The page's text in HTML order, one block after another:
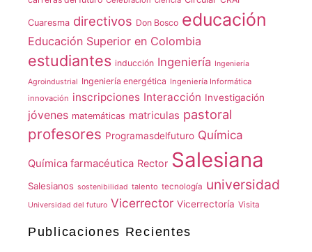
Cuaresma directivos Don Bosco educación
Educación Superior en Colombia
estudiantes inducción Ingeniería Ingeniería
Agroindustrial Ingeniería energética Ingeniería Informática
innovación inscripciones Interacción Investigación
jóvenes matemáticas matriculas pastoral
profesores Programasdelfuturo Química
Química farmacéutica Rector Salesiana
Salesianos sostenibilidad talento tecnología universidad
Universidad del futuro Vicerrector Vicerrectoría Visita
Publicaciones Recientes